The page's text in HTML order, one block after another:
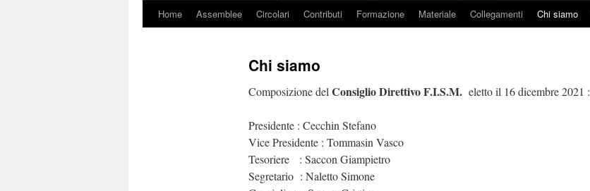
Home Assemblee Circolari Contributi Formazione Materiale Collegamenti Chi siamo
Chi siamo
Composizione del Consiglio Direttivo F.I.S.M. eletto il 16 dicembre 2021 :
Presidente : Cecchin Stefano
Vice Presidente : Tommasin Vasco
Tesoriere : Saccon Giampietro
Segretario : Naletto Simone